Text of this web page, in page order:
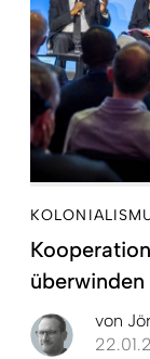
überwinden
von